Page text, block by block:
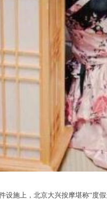
施上，北京大兴按摩堪称“度假